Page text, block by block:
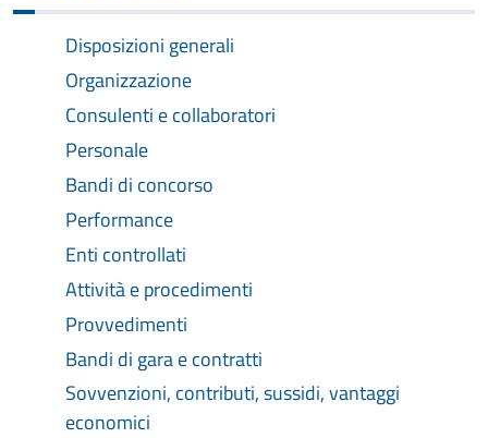
Disposizioni generali
Organizzazione
Consulenti e collaboratori
Personale
Bandi di concorso
Performance
Enti controllati
Attività e procedimenti
Provvedimenti
Bandi di gara e contratti
Sovvenzioni, contributi, sussidi, vantaggi
economici